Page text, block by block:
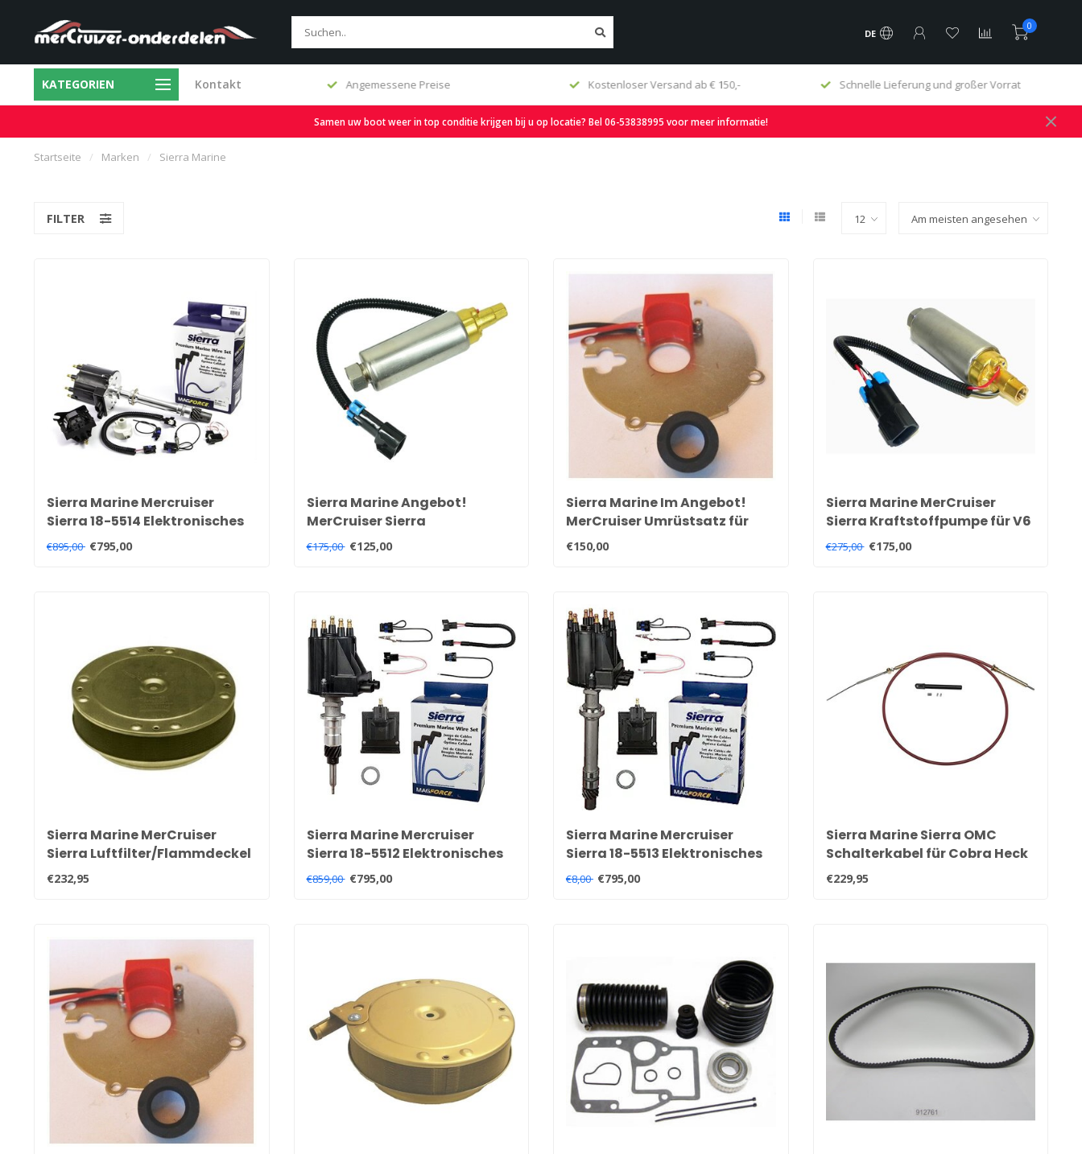
DE
0
KATEGORIEN Kontakt
Original- und Ersatzteile Angemessene Preise Kostenloser Versand ab € 150,- Schnelle Lieferung und großer Vorrat
Samen uw boot weer in top conditie krijgen bij u op locatie? Bel 06-53838995 voor meer informatie!
Startseite / Marken / Sierra Marine
FILTER
Sierra Marine Mercruiser
Sierra 18-5514 Elektronisches
Delco-Zündkit für 8
Zylindermotoren 8M0183360
€895,00 €795,00
Sierra Marine Angebot!
MerCruiser Sierra
Kraftstoffpumpe für V6 en V8
MPI & EFI motoren 861156A1
€175,00 €125,00
Sierra Marine Im Angebot!
MerCruiser Umrüstsatz für
elektronische Zündung für 4-
Zylinder-Motoren
€150,00
Sierra Marine MerCruiser
Sierra Kraftstoffpumpe für V6
en V8 carburateur motoren
861156A3
€275,00 €175,00
Sierra Marine MerCruiser
Sierra Luftfilter/Flammdeckel
18-7229 OEM 85785T
€232,95
Sierra Marine Mercruiser
Sierra 18-5512 Elektronisches
Delco-Zündkit für 4
Zylindermotoren
€859,00 €795,00
Sierra Marine Mercruiser
Sierra 18-5513 Elektronisches
Delco-Zündkit für 6
Zylindermotoren 8M0183359
€8,00 €795,00
Sierra Marine Sierra OMC
Schalterkabel für Cobra Heck
1986 - 1993
€229,95